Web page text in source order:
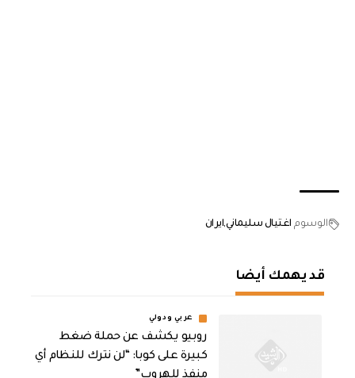
الوسوم اغتيال سليمانيايران
قد يهمك أيضا
عربي ودولي
روبيو يكشف عن حملة ضغط
كبيرة على كوبا: “لن نترك للنظام أي